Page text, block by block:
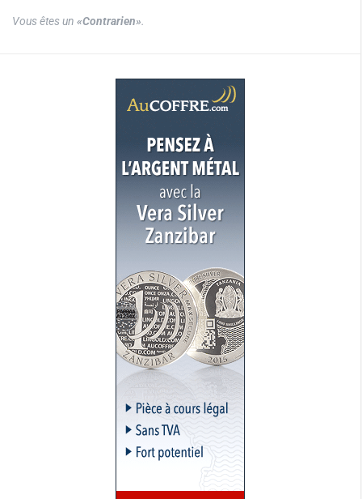
Vous êtes un «Contrarien».